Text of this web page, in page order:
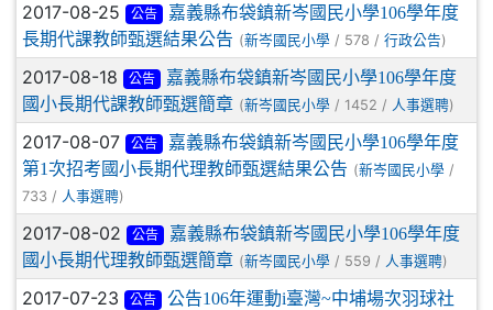
2017-08-25 公告
嘉義縣布袋鎮新岑國民小學106學年度
長期代課教師甄選結果公告 (新岑國民小學 / 578 / 行政公告)
2017-08-18 公告
嘉義縣布袋鎮新岑國民小學106學年度
國小長期代課教師甄選簡章 (新岑國民小學 / 1452 / 人事選聘)
2017-08-07 公告
嘉義縣布袋鎮新岑國民小學106學年度
第1次招考國小長期代理教師甄選結果公告 (新岑國民小學 /
733 / 人事選聘)
2017-08-02 公告
嘉義縣布袋鎮新岑國民小學106學年度
國小長期代理教師甄選簡章 (新岑國民小學 / 559 / 人事選聘)
2017-07-23 公告
公告106年運動i臺灣~中埔場次羽球社